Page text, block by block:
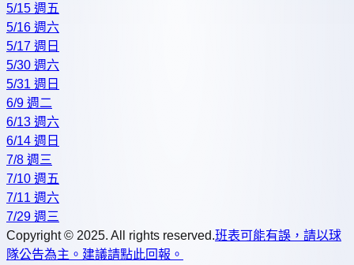
5/15 週五
5/16 週六
5/17 週日
5/30 週六
5/31 週日
6/9 週二
6/13 週六
6/14 週日
7/8 週三
7/10 週五
7/11 週六
7/29 週三
Copyright © 2025. All rights reserved.班表可能有誤，請以球
隊公告為主。建議請點此回報。